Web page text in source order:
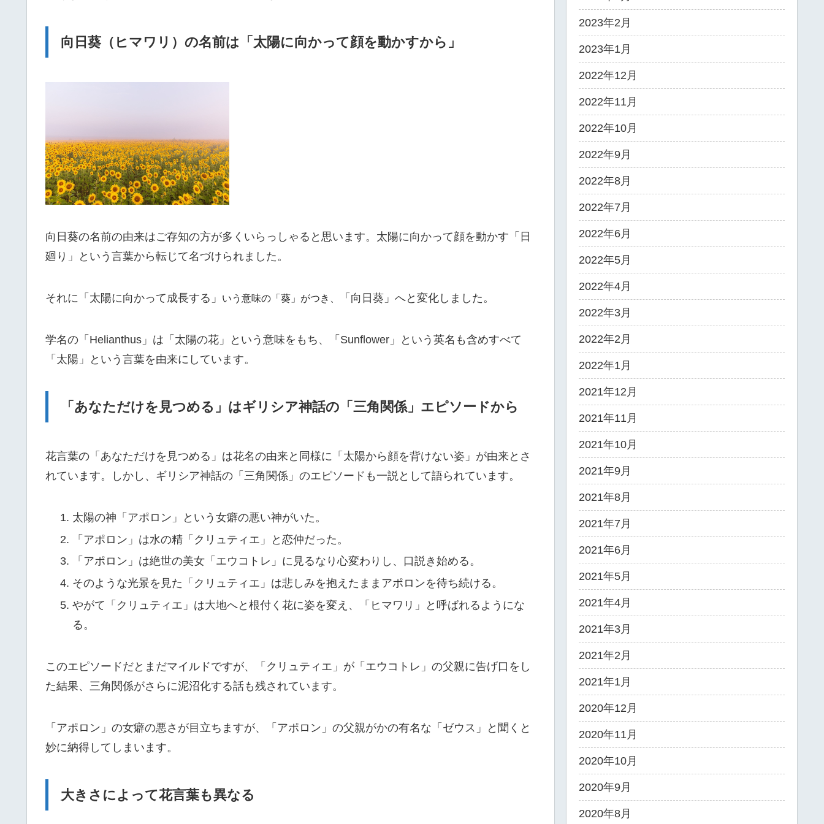
向日葵（ヒマワリ）の名前は「太陽に向かって顔を動かすから」
向日葵の名前の由来はご存知の方が多くいらっしゃると思います。太陽に向かって顔を動かす「日
廻り」という言葉から転じて名づけられました。
それに「太陽に向かって成長する」 いう意味の「葵」がつき、 「向日葵」へと変化しました。
学名の「Helianthus」は「太陽の花」という意味をもち、「Sunflower」という英名も含めすべて
「太陽」という言葉を由来にしています。
「あなただけを見つめる」はギリシア神話の「三角関係」エピソードから
花言葉の「あなただけを見つめる」は花名の由来と同様に「太陽から顔を背けない姿」が由来とさ
れています。しかし、ギリシア神話の「三角関係」のエピソードも一説として語られています。
太陽の神「アポロン」という女癖の悪い神がいた。
「アポロン」は水の精「クリュティエ」と恋仲だった。
「アポロン」は絶世の美女「エウコトレ」に見るなり心変わりし、口説き始める。
そのような光景を見た「クリュティエ」は悲しみを抱えたままアポロンを待ち続ける。
やがて「クリュティエ」は大地へと根付く花に姿を変え、「ヒマワリ」と呼ばれるようにな
る。
このエピソードだとまだマイルドですが、「クリュティエ」が「エウコトレ」の父親に告げ口をし
た結果、三角関係がさらに泥沼化する話も残されています。
「アポロン」の女癖の悪さが目立ちますが、「アポロン」の父親がかの有名な「ゼウス」と聞くと
妙に納得してしまいます。
大きさによって花言葉も異なる
2023年2月
2023年1月
2022年12月
2022年11月
2022年10月
2022年9月
2022年8月
2022年7月
2022年6月
2022年5月
2022年4月
2022年3月
2022年2月
2022年1月
2021年12月
2021年11月
2021年10月
2021年9月
2021年8月
2021年7月
2021年6月
2021年5月
2021年4月
2021年3月
2021年2月
2021年1月
2020年12月
2020年11月
2020年10月
2020年9月
2020年8月